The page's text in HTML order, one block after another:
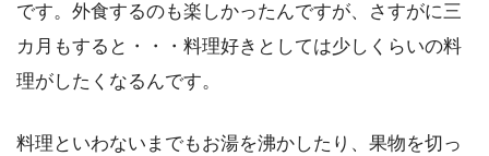
です。外食するのも楽しかったんですが、さすがに三
カ月もすると・・・料理好きとしては少しくらいの料
理がしたくなるんです。
料理といわないまでもお湯を沸かしたり、果物を切っ